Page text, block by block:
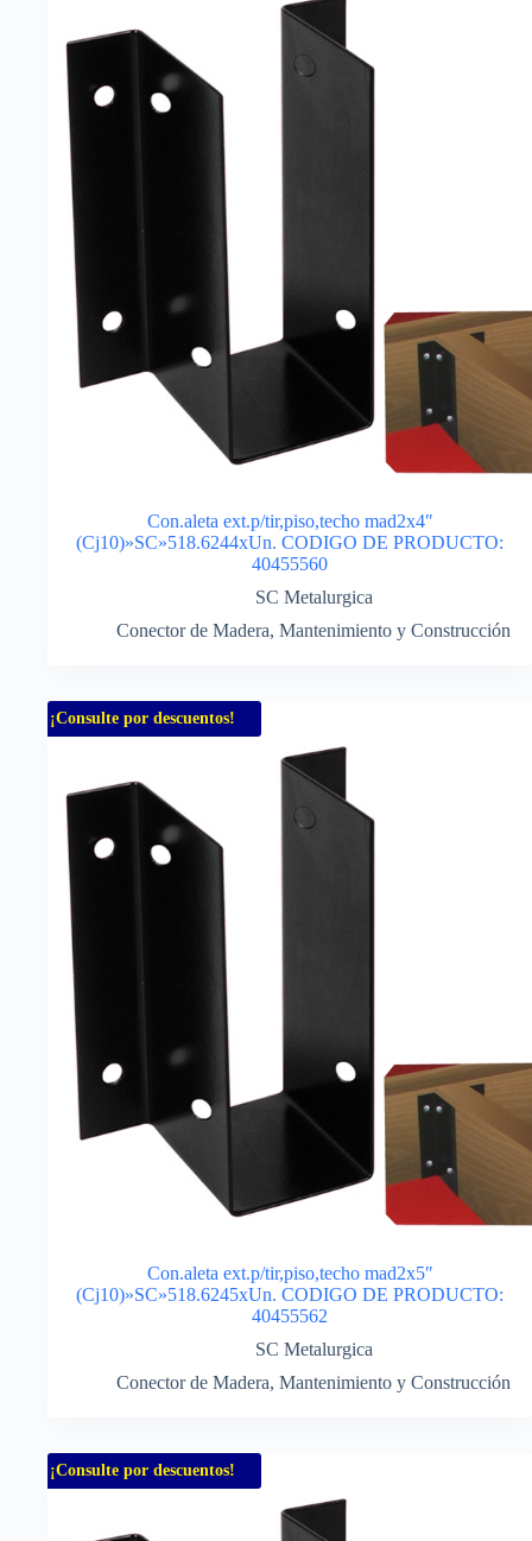
Con.aleta ext.p/tir,piso,techo mad2x4″
(Cj10)»SC»518.6244xUn. CODIGO DE PRODUCTO:
40455560
SC Metalurgica
Conector de Madera, Mantenimiento y Construcción
¡Consulte por descuentos!
Con.aleta ext.p/tir,piso,techo mad2x5″
(Cj10)»SC»518.6245xUn. CODIGO DE PRODUCTO:
40455562
SC Metalurgica
Conector de Madera, Mantenimiento y Construcción
¡Consulte por descuentos!